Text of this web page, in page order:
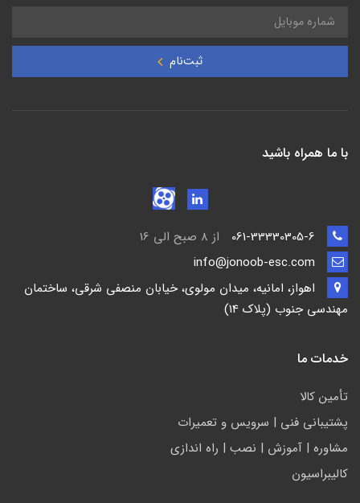
ثبت‌نام
با ما همراه باشید
از 8 صبح الی 16
اهواز، امانیه، میدان مولوی، خیابان منصفی شرقی، ساختمان
مهندسی جنوب (پلاک 14)
خدمات ما
تأمين كالا
پشتيباني فني | سرويس و تعمیرات
مشاوره | آموزش | نصب | راه اندازی
کالیبراسیون